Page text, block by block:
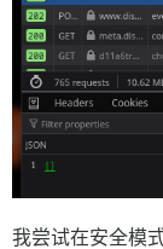
我尝试在安全模